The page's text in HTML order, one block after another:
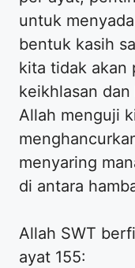
untuk
bentuk kasih
kita tidak akan
keikhlasan
Allah menguji
menyaring
di antara
Allah SWT
ayat 155: